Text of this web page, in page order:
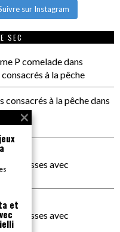
sur Instagram
SEC
P comeladedans
à la pêche
consacrés à la pêchedans
classes avec
classes avec
et